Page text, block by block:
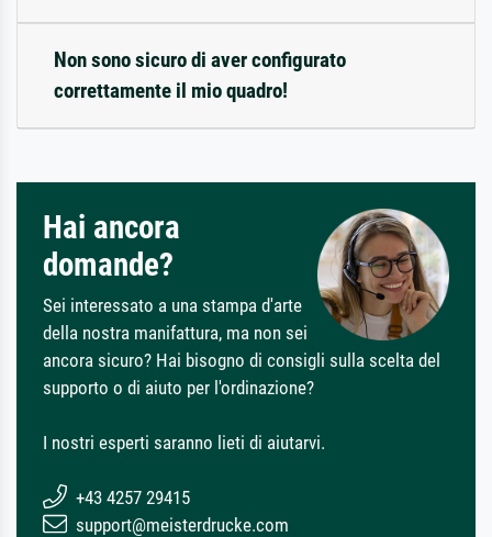
Non sono sicuro di aver configurato
correttamente il mio quadro!
Hai ancora
domande?
Sei interessato a una stampa d'arte
della nostra manifattura, ma non sei
ancora sicuro? Hai bisogno di consigli sulla scelta del
supporto o di aiuto per l'ordinazione?
I nostri esperti saranno lieti di aiutarvi.
+43 4257 29415
support@meisterdrucke.com